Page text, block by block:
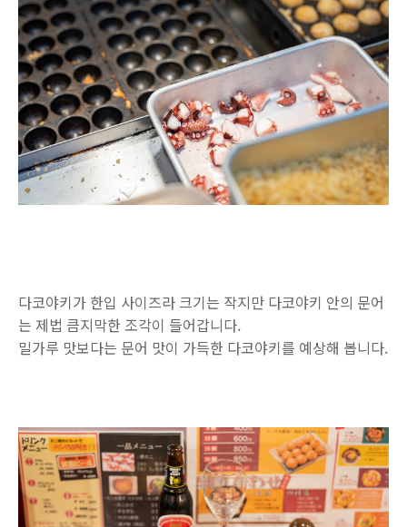
다코야키가 한입 사이즈라 크기는 작지만 다코야키 안의 문어
는 제법 큼지막한 조각이 들어갑니다.
밀가루 맛보다는 문어 맛이 가득한 다코야키를 예상해 봅니다.